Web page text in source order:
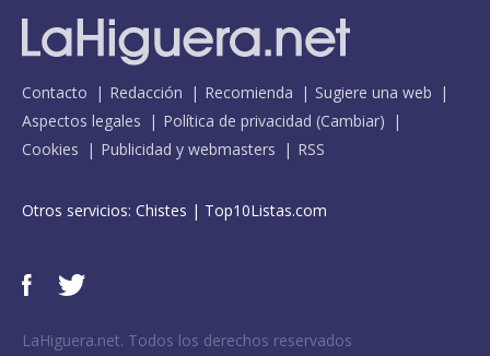
Contacto Redacción Recomienda
Sugiere una web
Aspectos legales
Política de privacidad (Cambiar)
Cookies
Publicidad y webmasters RSS
Otros servicios: Chistes | Top10Listas.com
LaHiguera.net. Todos los derechos reservados